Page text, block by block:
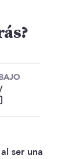
ser una